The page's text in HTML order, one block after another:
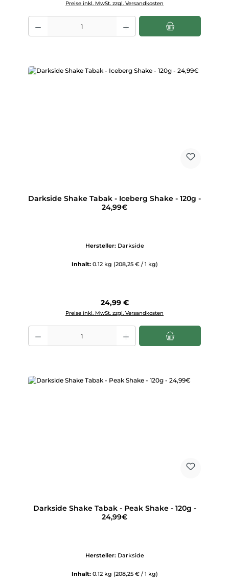
Preise inkl. MwSt. zzgl. Versandkosten
Produkt Anzahl: Gib den gewünschten Wert ein oder benutze die
Darkside Shake Tabak - Iceberg Shake - 120g -
24,99€
Hersteller: Darkside
Inhalt: 0.12 kg (208,25 € / 1 kg)
Regulärer Preis:
24,99 €
Preise inkl. MwSt. zzgl. Versandkosten
Produkt Anzahl: Gib den gewünschten Wert ein oder benutze die
Darkside Shake Tabak - Peak Shake - 120g -
24,99€
Hersteller: Darkside
Inhalt: 0.12 kg (208,25 € / 1 kg)